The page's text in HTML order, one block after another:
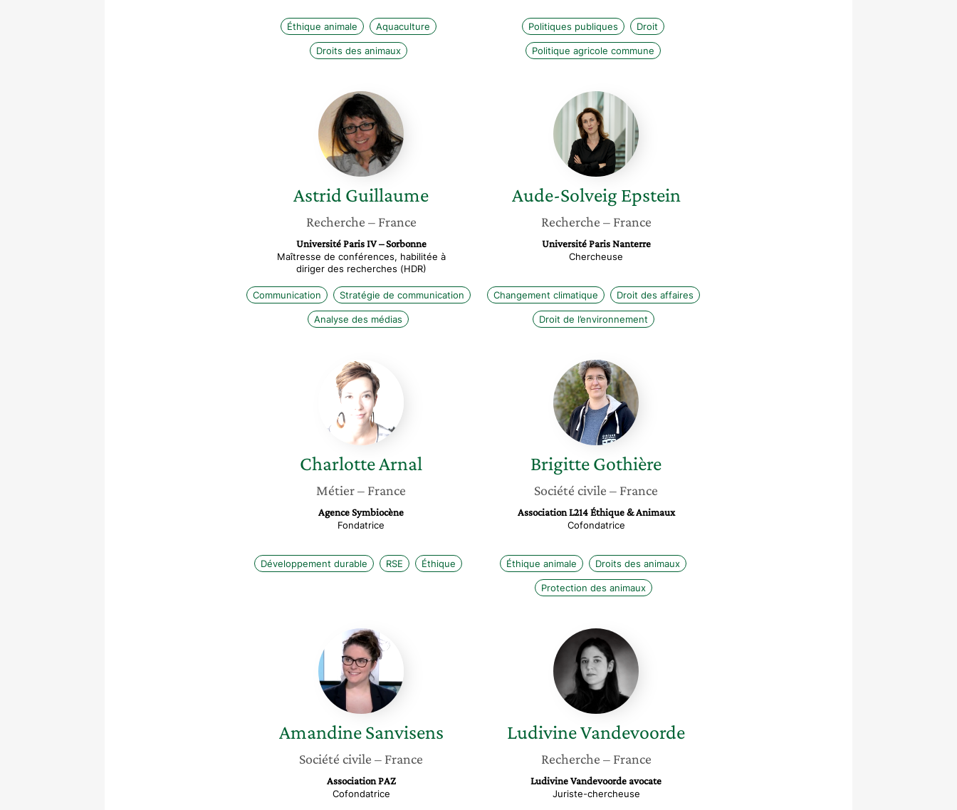
Éthique animale Aquaculture
Droits des animaux
Politiques publiques Droit
Politique agricole commune
Astrid
Guillaume
Astrid Guillaume
Recherche – France
Université Paris IV – Sorbonne
Maîtresse de conférences, habilitée à
diriger des recherches (HDR)
Communication Stratégie de communication
Analyse des médias
Aude-
Solveig
Epstein
Aude-Solveig Epstein
Recherche – France
Université Paris Nanterre
Chercheuse
Changement climatique Droit des affaires
Droit de l’environnement
Charlotte
Arnal
CharlotteArnal
Métier– France
Agence Symbiocène
Fondatrice
Développement durable RSE Éthique
Brigitte
Gothière
BrigitteGothière
Société civile – France
Association L214 Éthique & Animaux
Cofondatrice
Éthique animale Droits des animaux
Protection des animaux
Amandine
Sanvisens
Amandine Sanvisens
Société civile – France
Association PAZ
Cofondatrice
Ludivine
Vandevoorde
LudivineVandevoorde
Recherche – France
Ludivine Vandevoorde avocate
Juriste-chercheuse